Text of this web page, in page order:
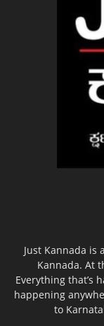
Just Kannada
Kannada. At
Everything that’s
happening
to